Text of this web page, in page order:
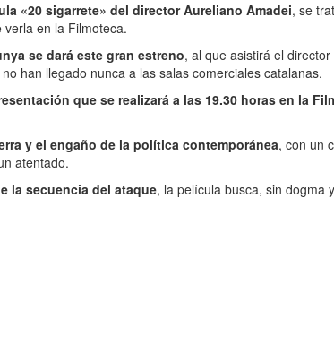
«20 sigarrete» del director Aureliano Amadei, se
en la Filmoteca.
se dará este gran estreno, al que asistirá el
han llegado nunca a las salas comerciales catalanas.
que se realizará a las 19.30 horas en la
y el engaño de la política contemporánea, con un
atentado.
la secuencia del ataque, la película busca, sin dogma